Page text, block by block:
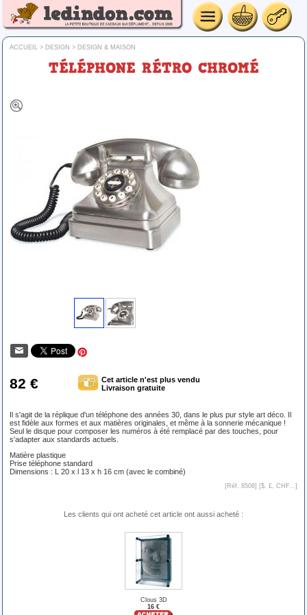
ACCUEIL > DESIGN > DESIGN & MAISON
TÉLÉPHONE RÉTRO CHROMÉ
82 €
Cet article n'est plus vendu
Livraison gratuite
Il s'agit de la réplique d'un téléphone des années 30, dans le plus pur style art déco. Il
est fidèle aux formes et aux matières originales, et même à la sonnerie mécanique !
Seul le disque pour composer les numéros à été remplacé par des touches, pour
s'adapter aux standards actuels.
Matière plastique
Prise téléphone standard
Dimensions : L 20 x l 13 x h 16 cm (avec le combiné)
[Réf. 8508] [$, £, CHF...]
Les clients qui ont acheté cet article ont aussi acheté :
Clous 3D
16 €